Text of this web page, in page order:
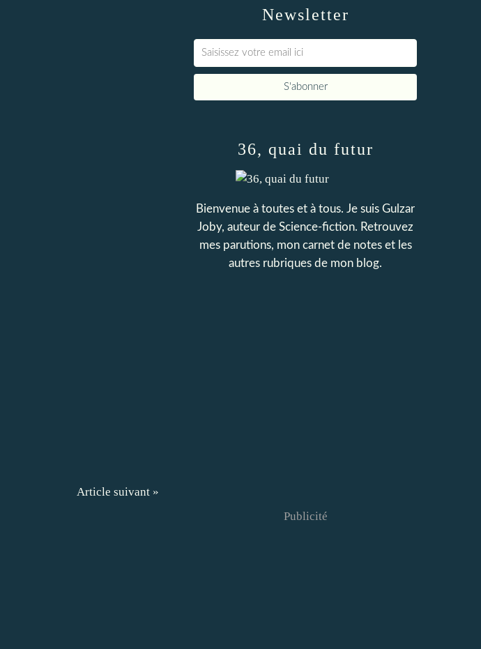
Article suivant »
Newsletter
36, quai du futur
Bienvenue à toutes et à tous. Je suis Gulzar
Joby, auteur de Science-fiction. Retrouvez
mes parutions, mon carnet de notes et les
autres rubriques de mon blog.
Publicité